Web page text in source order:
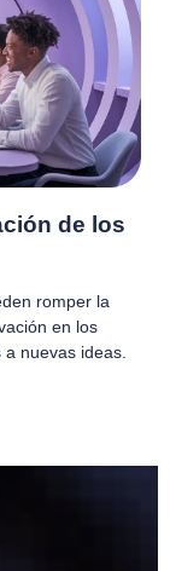
de los
romper la
en los
nuevas ideas.